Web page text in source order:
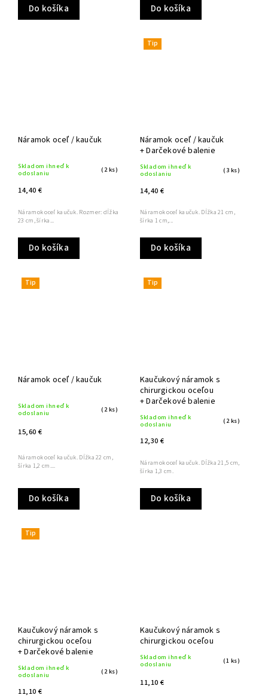
Do košíka Do košíka
Náramok oceľ / kaučuk
Skladom ihneď k
odoslaniu
(2 ks)
14,40 €
Do košíka
Náramok oceľ kaučuk. Rozmer: dĺžka
23 cm, šírka...
Tip
Náramok oceľ / kaučuk
+ Darčekové balenie
Skladom ihneď k
odoslaniu
(3 ks)
14,40 €
Do košíka
Náramok oceľ kaučuk. Dĺžka 21 cm,
šírka 1 cm,...
Tip
Náramok oceľ / kaučuk
Skladom ihneď k
odoslaniu
(2 ks)
15,60 €
Do košíka
Náramok oceľ kaučuk. Dĺžka 22 cm,
šírka 1,2 cm....
Tip
Kaučukový náramok s
chirurgickou oceľou
+ Darčekové balenie
Skladom ihneď k
odoslaniu
(2 ks)
12,30 €
Do košíka
Náramok oceľ kaučuk. Dĺžka 21,5 cm,
šírka 1,3 cm.
Tip
Kaučukový náramok s
chirurgickou oceľou
+ Darčekové balenie
Skladom ihneď k
odoslaniu
(2 ks)
11,10 €
Kaučukový náramok s
chirurgickou oceľou
Skladom ihneď k
odoslaniu
(1 ks)
11,10 €